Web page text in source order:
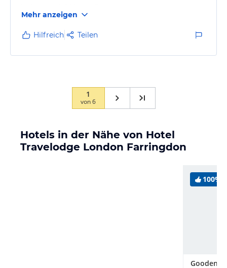
dazu buchen, ist aber sehr teuer und schlecht. Auf
dem Zimmer gibts einen Wasserkocher mit Tee,
Nescafe, Zucker und Milch. In den unteren Zimmern
hört und spührt man wenn die Tube unter einem
Mehr anzeigen
Hilfreich Teilen
1
von6
Hotels in der Nähe von Hotel
Travelodge London Farringdon
100%